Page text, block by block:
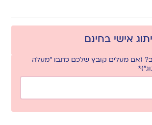
אישי בחינם
(אם מעלים קובץ שלכם כתבו "מעלה